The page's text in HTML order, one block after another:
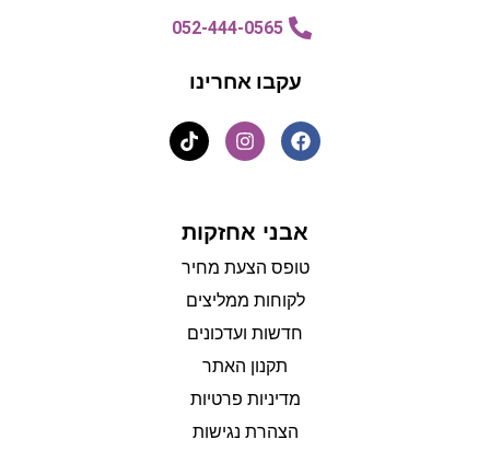
052-444-0565
עקבו אחרינו
אבני אחזקות
טופס הצעת מחיר
לקוחות ממליצים
חדשות ועדכונים
תקנון האתר
מדיניות פרטיות
הצהרת נגישות